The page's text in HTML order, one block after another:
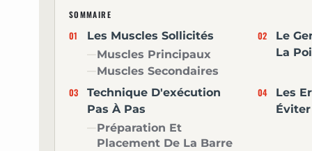
SOMMAIRE
Les Muscles Sollicités
Muscles Principaux
Muscles Secondaires
Le
La
Technique D'exécution
Pas À Pas
Préparation Et
Placement De La Barre
Les
Éviter